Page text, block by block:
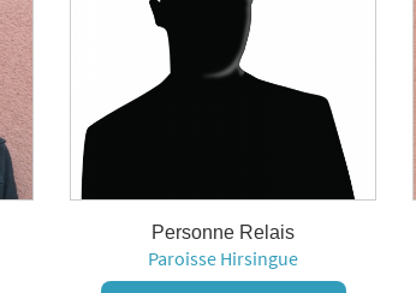
Personne Relais
Paroisse Hirsingue